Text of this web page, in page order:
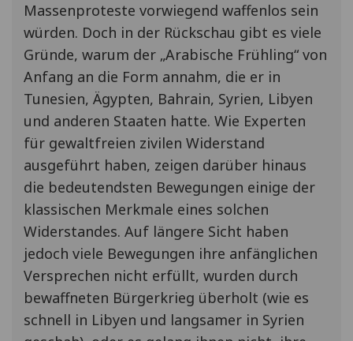
Massenproteste vorwiegend waffenlos sein
würden. Doch in der Rückschau gibt es viele
Gründe, warum der „Arabische Frühling“ von
Anfang an die Form annahm, die er in
Tunesien, Ägypten, Bahrain, Syrien, Libyen
und anderen Staaten hatte. Wie Experten
für gewaltfreien zivilen Widerstand
ausgeführt haben, zeigen darüber hinaus
die bedeutendsten Bewegungen einige der
klassischen Merkmale eines solchen
Widerstandes. Auf längere Sicht haben
jedoch viele Bewegungen ihre anfänglichen
Versprechen nicht erfüllt, wurden durch
bewaffneten Bürgerkrieg überholt (wie es
schnell in Libyen und langsamer in Syrien